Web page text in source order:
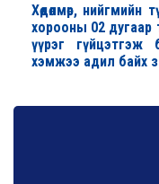
Хөдөлмөр,
хорооны 02
үүрэг гүйцэтгэж
хэмжээ адил байх